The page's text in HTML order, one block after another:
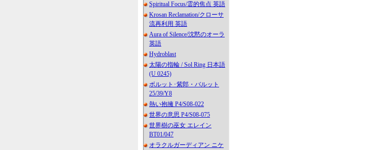
Spiritual Focus/霊的焦点 英語
Krosan Reclamation/クローサ
流再利用 英語
Aura of Silence/沈黙のオーラ
英語
Hydroblast
太陽の指輪 / Sol Ring 日本語
(U 0245)
ボルット･紫郎・バルット
25/39/Y8
熱い抱擁 P4/S08-022
世界の意思 P4/S08-075
世界樹の巫女 エレイン
BT01/047
オラクルガーディアン ニケ